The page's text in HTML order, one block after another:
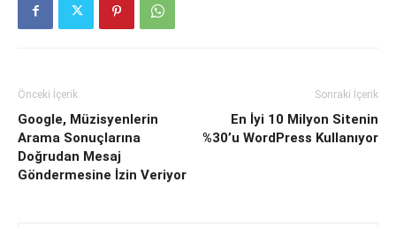
Önceki İçerik
Google, Müzisyenlerin
Arama Sonuçlarına
Doğrudan Mesaj
Göndermesine İzin Veriyor
Sonraki İçerik
En İyi 10 Milyon Sitenin
%30’u WordPress Kullanıyor